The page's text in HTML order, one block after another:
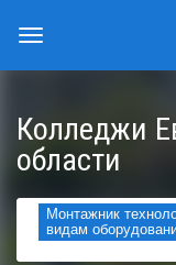
Колледжи
области
Монтажник
видам